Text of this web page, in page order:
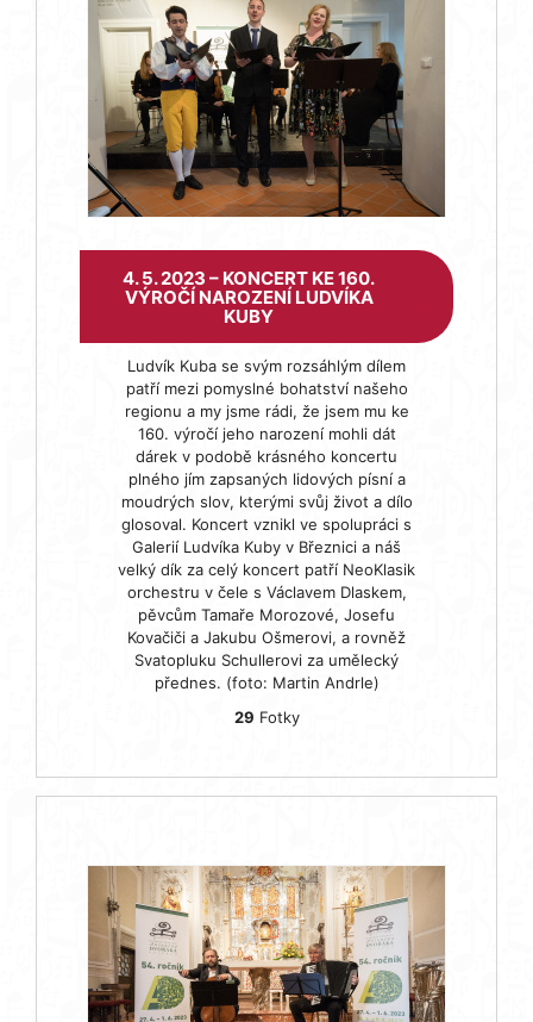
4. 5. 2023 – KONCERT KE 160.
VÝROČÍ NAROZENÍ LUDVÍKA
KUBY
Ludvík Kuba se svým rozsáhlým dílem
patří mezi pomyslné bohatství našeho
regionu a my jsme rádi, že jsem mu ke
160. výročí jeho narození mohli dát
dárek v podobě krásného koncertu
plného jím zapsaných lidových písní a
moudrých slov, kterými svůj život a dílo
glosoval. Koncert vznikl ve spolupráci s
Galerií Ludvíka Kuby v Březnici a náš
velký dík za celý koncert patří NeoKlasik
orchestru v čele s Václavem Dlaskem,
pěvcům Tamaře Morozové, Josefu
Kovačiči a Jakubu Ošmerovi, a rovněž
Svatopluku Schullerovi za umělecký
přednes. (foto: Martin Andrle)
29 Fotky